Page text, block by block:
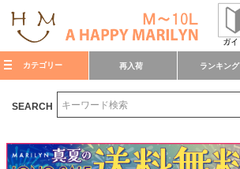
カテゴリー 再入荷 ランキング
SEARCH